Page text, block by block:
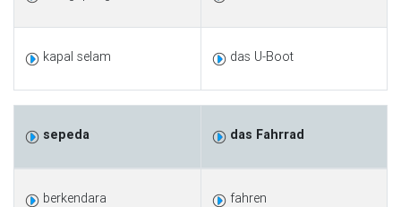
kapal selam das U-Boot
sepeda das Fahrrad
berkendara fahren